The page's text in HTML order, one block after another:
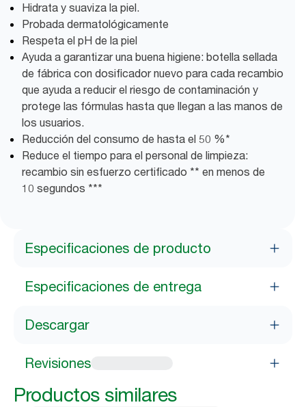
Hidrata y suaviza la piel.
Probada dermatológicamente
Respeta el pH de la piel
Ayuda a garantizar una buena higiene: botella sellada
de fábrica con dosificador nuevo para cada recambio
que ayuda a reducir el riesgo de contaminación y
protege las fórmulas hasta que llegan a las manos de
los usuarios.
Reducción del consumo de hasta el 50 %*
Reduce el tiempo para el personal de limpieza:
recambio sin esfuerzo certificado ** en menos de
10 segundos ***
Especificaciones de producto
Especificaciones de entrega
Descargar
Revisiones
Productos similares